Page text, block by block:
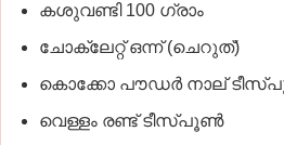
കശുവണ്ടി 100 ഗ്രാം
ചോക്ലേറ്റ് ഒന്ന് (ചെറുത്)
കൊക്കോ പൗഡര്‍ നാല്
വെള്ളം രണ്ട് ടീസ്​പൂണ്‍